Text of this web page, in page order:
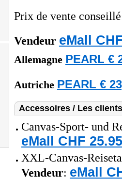
Prix de vente
Vendeur eMall
Allemagne PEARL €
Autriche PEARL €
Accessoires / Les
Canvas-Sport- und
eMall CHF
XXL-Canvas-
Vendeur: eMall